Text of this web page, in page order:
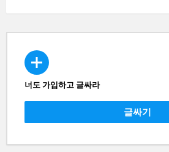
CREATE
너도 가입하고 글싸라
글싸기